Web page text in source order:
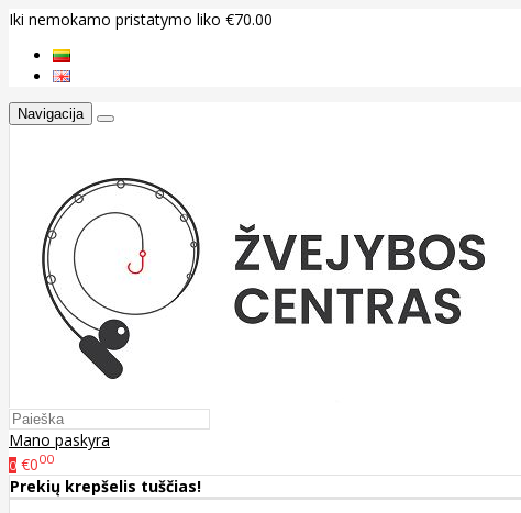
Iki nemokamo pristatymo liko €70.00
Navigacija
Mano paskyra
0 €000
Prekių krepšelis tuščias!